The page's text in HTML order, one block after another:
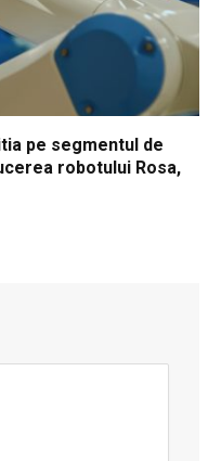
pe segmentul de
robotului Rosa,